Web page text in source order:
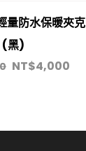
量防水保暖夾克
(黑)
NT$4,000